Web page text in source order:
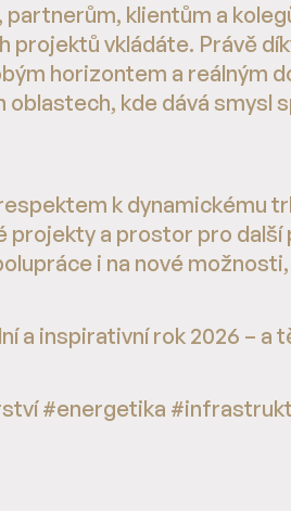
klientům a
projektů vkládáte. Právě
horizontem a reálným
kde dává smysl
k dynamickému
projekty a prostor pro
i na nové
a inspirativní rok 2026 – a
#energetika